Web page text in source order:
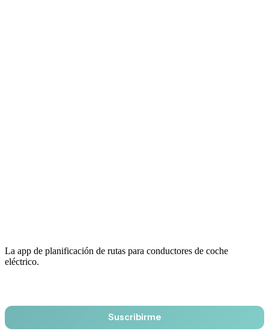
La app de planificación de rutas para conductores de coche
eléctrico.
Suscribirme